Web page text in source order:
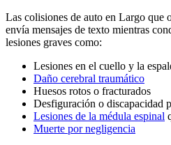
Las colisiones de auto en Largo que
envía mensajes de texto mientras
lesiones graves como:
Lesiones en el cuello y la
Daño cerebral traumático
Huesos rotos o fracturados
Desfiguración o discapacidad
Lesiones de la médula espinal
Muerte por negligencia